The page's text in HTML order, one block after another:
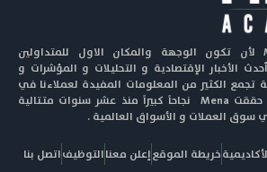
تسعى أكاديمية Mena لأن تكون الوجهة والمكان الاول للمتداولين
الأخبار الإقتصادية و التحليلات و المؤشرات و
تجمع الكثير من المعلومات المفيدة لعملاءنا في
جميع أنحاء العالم . لقد حققت Mena نجاحاً كبيراً منذ عشر سنوات متتالية
سوق العملات و الأسواق العالمية .
خريطة الموقعإعلن معناالتوظيفاتصل بنا